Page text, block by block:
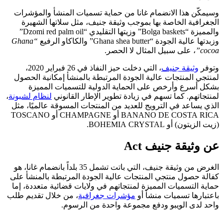
وسيمكّن هذا الانضمام غانا من حماية تسميات المنشأ والمؤشرات
الجغرافية الخاصة بها بموجب وثيقة جنيف، مثل سلاتها الشهيرة
والمميزة “Bolga baskets” وزيتها التقليدي “Dzomi red palm oil”
وزبدتها عالية الجودة “Ghana shea butter” والكاكاو الرفيع
“Ghana
cocoa” ، على سبيل المثال لا الحصر.
وتوفر وثيقة جنيف
، التي دخلت حيز النفاذ في 26 فبراير 2020،
لمنتجي المنتجات عالية الجودة المرتبطة بالمنشأ إمكانية الحصول
بشكل أسرع وأرخص على الحماية الدولية للتسميات المميزة
لمنتجاتهم. كما تسهم في زيادة تطوير الإطار القانوني لنظام لشبونة،
الذي يساعد في الترويج للعديد من المنتجات المسوقة عالميًا، مثل
BANANO DE COSTA RICA أو CHAMPAGNE أو TOSCANO
(زيت الزيتون) أو BOHEMIA CRYSTAL.
عن وثيقة جنيف Act
الغرض من وثيقة جنيف، التي باتت تشمل 35 بلداً بانضمام غانا، هو
كفالة حصول منتجي المنتجات عالية الجودة المرتبطة بالمنشأ على
حماية التسميات المميزة لمنتجاتهم في ولايات قضائية متعددة، إما
باعتبارها تسميات منشأ أو مؤشرات جغرافية، من خلال تقديم طلب
واحد لدى الويبو ودفع مجموعة واحدة من الرسوم.